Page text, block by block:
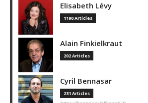
Elisabeth Lévy
1190 Articles
Alain Finkielkraut
202 Articles
Cyril Bennasar
231 Articles